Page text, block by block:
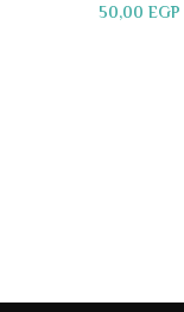
50,00 EGP